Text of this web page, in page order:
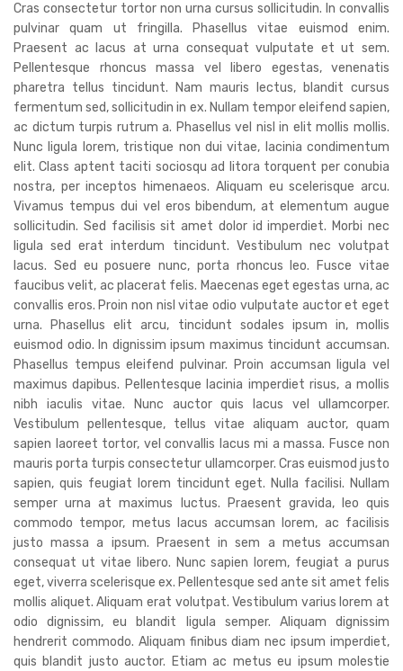
Cras consectetur tortor non urna cursus sollicitudin. In convallis
pulvinar quam ut fringilla. Phasellus vitae euismod enim.
Praesent ac lacus at urna consequat vulputate et ut sem.
Pellentesque rhoncus massa vel libero egestas, venenatis
pharetra tellus tincidunt. Nam mauris lectus, blandit cursus
fermentum sed, sollicitudin in ex. Nullam tempor eleifend sapien,
ac dictum turpis rutrum a. Phasellus vel nisl in elit mollis mollis.
Nunc ligula lorem, tristique non dui vitae, lacinia condimentum
elit. Class aptent taciti sociosqu ad litora torquent per conubia
nostra, per inceptos himenaeos. Aliquam eu scelerisque arcu.
Vivamus tempus dui vel eros bibendum, at elementum augue
sollicitudin. Sed facilisis sit amet dolor id imperdiet. Morbi nec
ligula sed erat interdum tincidunt. Vestibulum nec volutpat
lacus. Sed eu posuere nunc, porta rhoncus leo. Fusce vitae
faucibus velit, ac placerat felis. Maecenas eget egestas urna, ac
convallis eros. Proin non nisl vitae odio vulputate auctor et eget
urna. Phasellus elit arcu, tincidunt sodales ipsum in, mollis
euismod odio. In dignissim ipsum maximus tincidunt accumsan.
Phasellus tempus eleifend pulvinar. Proin accumsan ligula vel
maximus dapibus. Pellentesque lacinia imperdiet risus, a mollis
nibh iaculis vitae. Nunc auctor quis lacus vel ullamcorper.
Vestibulum pellentesque, tellus vitae aliquam auctor, quam
sapien laoreet tortor, vel convallis lacus mi a massa. Fusce non
mauris porta turpis consectetur ullamcorper. Cras euismod justo
sapien, quis feugiat lorem tincidunt eget. Nulla facilisi. Nullam
semper urna at maximus luctus. Praesent gravida, leo quis
commodo tempor, metus lacus accumsan lorem, ac facilisis
justo massa a ipsum. Praesent in sem a metus accumsan
consequat ut vitae libero. Nunc sapien lorem, feugiat a purus
eget, viverra scelerisque ex. Pellentesque sed ante sit amet felis
mollis aliquet. Aliquam erat volutpat. Vestibulum varius lorem at
odio dignissim, eu blandit ligula semper. Aliquam dignissim
hendrerit commodo. Aliquam finibus diam nec ipsum imperdiet,
quis blandit justo auctor. Etiam ac metus eu ipsum molestie